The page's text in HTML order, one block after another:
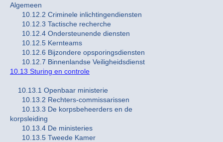
Algemeen
10.12.2 Criminele inlichtingendiensten
10.12.3 Tactische recherche
10.12.4 Ondersteunende diensten
10.12.5 Kernteams
10.12.6 Bijzondere opsporingsdiensten
10.12.7 Binnenlandse Veiligheidsdienst
10.13 Sturing en controle
10.13.1 Openbaar ministerie
10.13.2 Rechters-commissarissen
10.13.3 De korpsbeheerders en de
korpsleiding
10.13.4 De ministeries
10.13.5 Tweede Kamer